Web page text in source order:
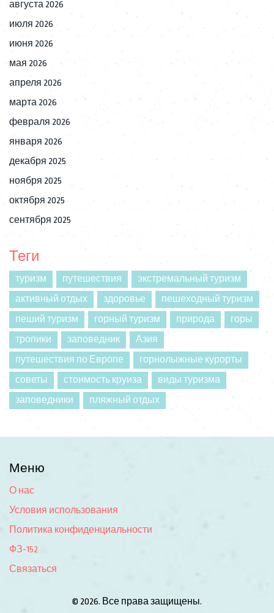
августа 2026
июля 2026
июня 2026
мая 2026
апреля 2026
марта 2026
февраля 2026
января 2026
декабря 2025
ноября 2025
октября 2025
сентября 2025
Теги
туризм путешествия
экстремальный туризм
активный отдых
здоровье
пешеходный туризм
пеший туризм
горный туризм природа
горы
тропики
заповедник
Азия
путешествия по Европе
горнолыжные курорты
советы
стоимость круиза
виды туризма
заповедники
пляжный отдых
Меню
О нас
Условия использования
Политика конфиденциальности
ФЗ-152
Связаться
© 2026. Все права защищены.